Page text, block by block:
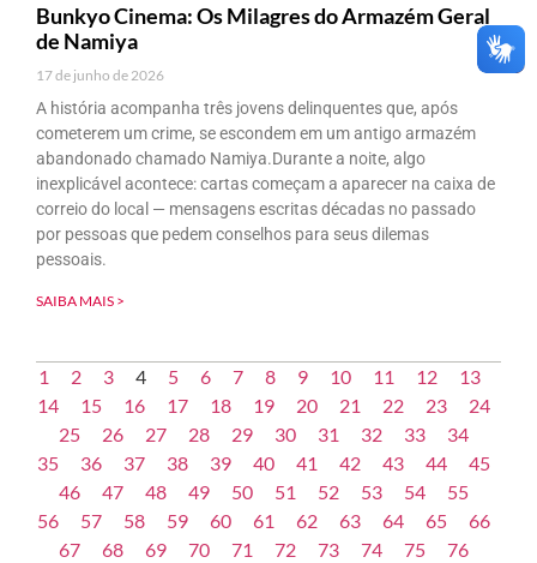
Bunkyo Cinema: Os Milagres do Armazém Geral
de Namiya
17 de junho de 2026
A história acompanha três jovens delinquentes que, após
cometerem um crime, se escondem em um antigo armazém
abandonado chamado Namiya.Durante a noite, algo
inexplicável acontece: cartas começam a aparecer na caixa de
correio do local — mensagens escritas décadas no passado
por pessoas que pedem conselhos para seus dilemas
pessoais.
SAIBA MAIS >
1 2 3 4 5 6 7 8 9 10 11 12
13
14
15 16 17 18 19 20 21 22 23
24
25
26 27 28 29 30 31 32 33
34
35
36 37 38 39 40 41 42 43 44
45
46
47 48 49 50 51 52 53 54
55
56
57 58 59 60 61 62 63 64 65
66
67
68 69 70 71 72 73 74 75
76